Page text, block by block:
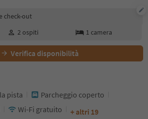
prenotazione
check-out
2 ospiti 1 camera
Verifica disponibilità
pista
Parcheggio coperto
Wi-Fi gratuito + altri 19